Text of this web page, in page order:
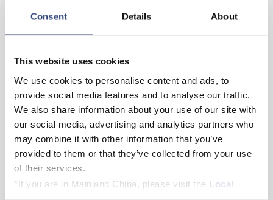
Consent Details About
This website uses cookies
We use cookies to personalise content and ads, to
provide social media features and to analyse our traffic.
We also share information about your use of our site with
our social media, advertising and analytics partners who
may combine it with other information that you’ve
provided to them or that they’ve collected from your use
of their services.
*If you are in Mainland China, please visit the Local
Höhere Effizienz
Strategische Instandhaltung ermittelt und
und verbessert den Betrieb.
Proaktive Problemvermeidung
Mit modernster Fernüberwachung werden
potenzielle Probleme prognostiziert und
im Vorfeld verhindert. Dies gewährleistet
einen kontinuierlichen Betrieb und
reduziert unerwartete Ausfälle.
Optimierte Leistung